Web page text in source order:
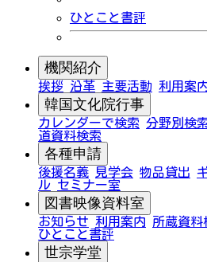
ひとこと書評
機関紹介
挨拶 沿革 主要活動 利用案
韓国文化院行事
カレンダーで検索 分野別検
道資料検索
各種申請
後援名義 見学会 物品貸出
ル セミナー室
図書映像資料室
お知らせ 利用案内 所蔵資料
ひとこと書評
世宗学堂